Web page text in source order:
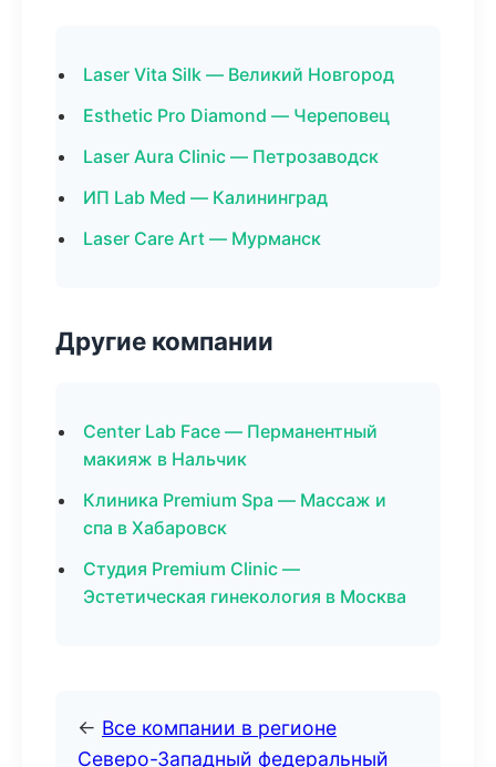
Laser Vita Silk — Великий Новгород
Esthetic Pro Diamond — Череповец
Laser Aura Clinic — Петрозаводск
ИП Lab Med — Калининград
Laser Care Art — Мурманск
Другие компании
Center Lab Face — Перманентный
макияж в Нальчик
Клиника Premium Spa — Массаж и
спа в Хабаровск
Студия Premium Clinic —
Эстетическая гинекология в Москва
← Все компании в регионе
Северо-Западный федеральный